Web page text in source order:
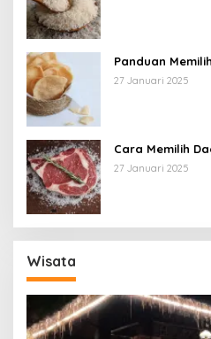
Panduan
27 Januari 2025
Cara Memilih
27 Januari 2025
Wisata